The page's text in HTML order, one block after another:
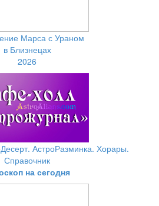
Марса с Ураном
в Близнецах
2026
АстроРазминка. Хорары.
Справочник
на сегодня